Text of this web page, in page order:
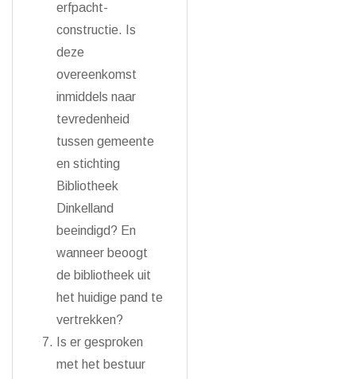
erfpacht-
constructie. Is
deze
overeenkomst
inmiddels naar
tevredenheid
tussen gemeente
en stichting
Bibliotheek
Dinkelland
beeindigd? En
wanneer beoogt
de bibliotheek uit
het huidige pand te
vertrekken?
Is er gesproken
met het bestuur